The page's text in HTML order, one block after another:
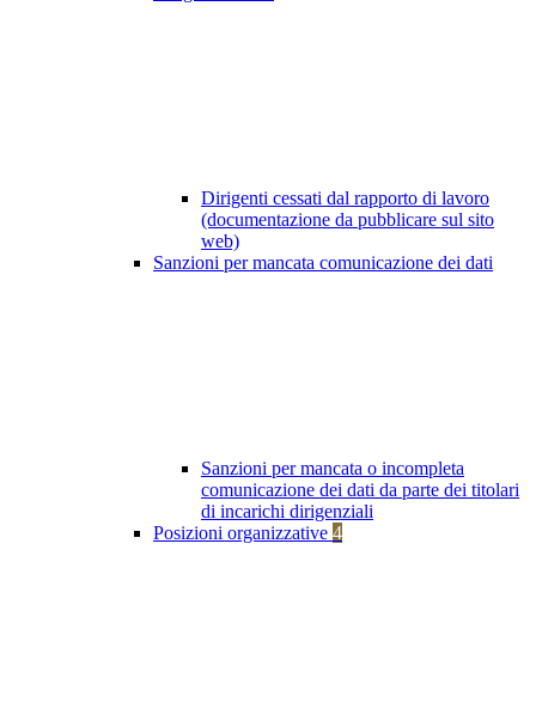
Dirigenti cessati dal rapporto di lavoro
(documentazione da pubblicare sul sito
web)
Sanzioni per mancata comunicazione dei dati
Sanzioni per mancata o incompleta
comunicazione dei dati da parte dei titolari
di incarichi dirigenziali
Posizioni organizzative 4